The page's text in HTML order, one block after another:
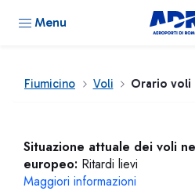
Menu
Fiumicino Voli
Situazione attuale dei voli
europeo: Ritardi lievi
Maggiori informazioni